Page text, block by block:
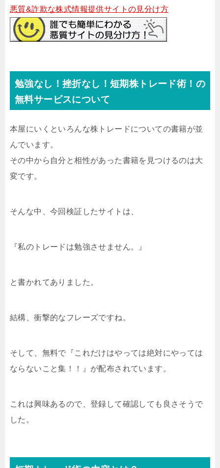
悪質&詐欺な株式情報提供サイトの見分け方
勉強なし！挫折なし！短期株トレード術！の
無料サービスについて
本屋にいくといろんな株トレードについての書籍が並
んでいます。
その中から自分と相性があった書籍を見つけるのは大
変です。
そんな中、今回検証したサイトは、
『私のトレードは勉強させません。』
と書かれてありました。
結構、衝撃的なフレーズですね。
そして、無料で『これだけはやっては絶対にやっては
ならないこと集！！』が配布されています。
これは興味あるので、登録して確認しても良さそうで
した。